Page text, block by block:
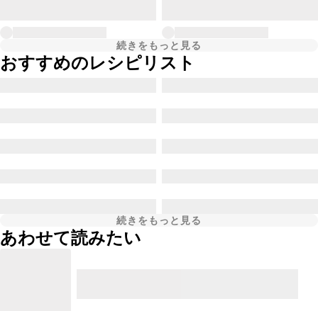
続きをもっと見る
おすすめのレシピリスト
続きをもっと見る
あわせて読みたい